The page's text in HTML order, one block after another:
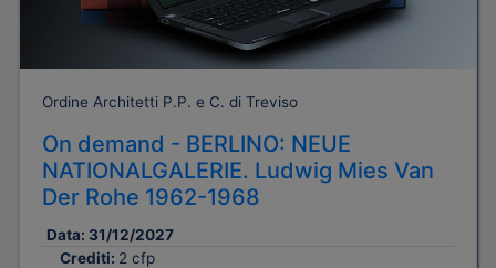
Ordine Architetti P.P. e C. di Treviso
On demand - BERLINO: NEUE
NATIONALGALERIE. Ludwig Mies Van
Der Rohe 1962-1968
Data: 31/12/2027
Crediti: 2 cfp